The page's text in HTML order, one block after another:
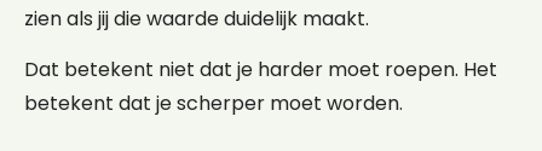
zien als jij die waarde duidelijk maakt.
Dat betekent niet dat je harder moet roepen. Het
betekent dat je scherper moet worden.